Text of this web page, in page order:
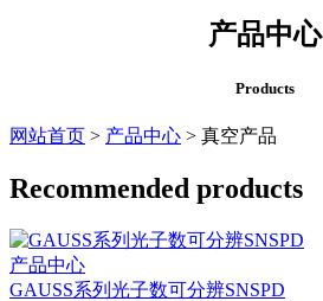
产品中心
Products
网站首页 > 产品中心 > 真空产品
Recommended products
产品中心
GAUSS系列光子数可分辨SNSPD